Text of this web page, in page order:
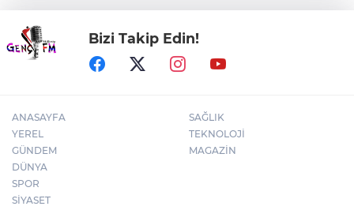
AFAD’dan Yozgat’ta EYY konutlarına
ziyaret
Bizi Takip Edin!
ANASAYFA
YEREL
GÜNDEM
DÜNYA
SPOR
SİYASET
SAĞLIK
TEKNOLOJİ
MAGAZİN